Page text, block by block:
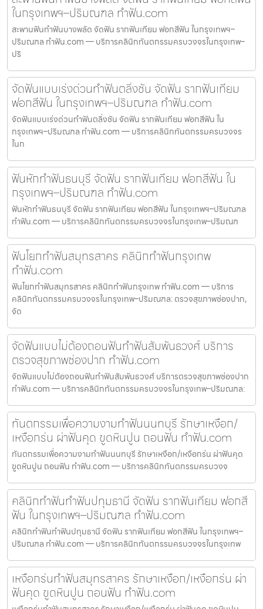
ในกรุงเทพฯ–ปริมณฑล ทำฟัน.com
สะพานฟันทำฟันบางพลัด จัดฟัน รากฟันเทียม ฟอกสีฟัน ในกรุงเทพฯ–
ปริมณฑล ทำฟัน.com — บริการคลินิกทันตกรรมครบวงจรในกรุงเทพ–
ปริ
จัดฟันแบบเร่งด่วนทำฟันตลิ่งชัน จัดฟัน รากฟันเทียม
ฟอกสีฟัน ในกรุงเทพฯ–ปริมณฑล ทำฟัน.com
จัดฟันแบบเร่งด่วนทำฟันตลิ่งชัน จัดฟัน รากฟันเทียม ฟอกสีฟัน ใน
กรุงเทพฯ–ปริมณฑล ทำฟัน.com — บริการคลินิกทันตกรรมครบวงจร
ในก
ฟันหักทำฟันธนบุรี จัดฟัน รากฟันเทียม ฟอกสีฟัน ใน
กรุงเทพฯ–ปริมณฑล ทำฟัน.com
ฟันหักทำฟันธนบุรี จัดฟัน รากฟันเทียม ฟอกสีฟัน ในกรุงเทพฯ–ปริมณฑล
ทำฟัน.com — บริการคลินิกทันตกรรมครบวงจรในกรุงเทพ–ปริมณฑ
ฟันโยกทำฟันสมุทรสาคร คลินิกทำฟันกรุงเทพ
ทำฟัน.com
ฟันโยกทำฟันสมุทรสาคร คลินิกทำฟันกรุงเทพ ทำฟัน.com — บริการ
คลินิกทันตกรรมครบวงจรในกรุงเทพ–ปริมณฑล: ตรวจสุขภาพช่องปาก,
จัด
จัดฟันแบบไม่ต้องถอนฟันทำฟันสัมพันธวงศ์ บริการ
ตรวจสุขภาพช่องปาก ทำฟัน.com
จัดฟันแบบไม่ต้องถอนฟันทำฟันสัมพันธวงศ์ บริการตรวจสุขภาพช่องปาก
ทำฟัน.com — บริการคลินิกทันตกรรมครบวงจรในกรุงเทพ–ปริมณฑล:
ทันตกรรมเพื่อความงามทำฟันนนทบุรี รักษาเหงือก/
เหงือกร่น ผ่าฟันคุด ขูดหินปูน ถอนฟัน ทำฟัน.com
ทันตกรรมเพื่อความงามทำฟันนนทบุรี รักษาเหงือก/เหงือกร่น ผ่าฟันคุด
ขูดหินปูน ถอนฟัน ทำฟัน.com — บริการคลินิกทันตกรรมครบวงจ
คลินิกทำฟันทำฟันปทุมธานี จัดฟัน รากฟันเทียม ฟอกสี
ฟัน ในกรุงเทพฯ–ปริมณฑล ทำฟัน.com
คลินิกทำฟันทำฟันปทุมธานี จัดฟัน รากฟันเทียม ฟอกสีฟัน ในกรุงเทพฯ–
ปริมณฑล ทำฟัน.com — บริการคลินิกทันตกรรมครบวงจรในกรุงเทพ
เหงือกร่นทำฟันสมุทรสาคร รักษาเหงือก/เหงือกร่น ผ่า
ฟันคุด ขูดหินปูน ถอนฟัน ทำฟัน.com